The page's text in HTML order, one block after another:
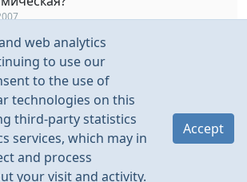
датчиками Холла
2011
9ch замена потенциометров
web analytics
to use our
to the use of
technologies on this
third-party statistics
services, which may in
and process
your visit and activity.
Accept